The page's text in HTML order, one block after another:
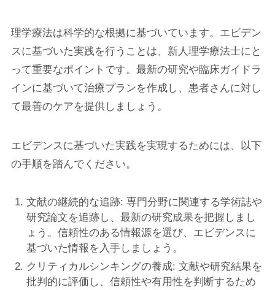
理学療法は科学的な根拠に基づいています。エビデン
スに基づいた実践を行うことは、新人理学療法士にと
って重要なポイントです。最新の研究や臨床ガイドラ
インに基づいて治療プランを作成し、患者さんに対し
て最善のケアを提供しましょう。
エビデンスに基づいた実践を実現するためには、以下
の手順を踏んでください。
文献の継続的な追跡: 専門分野に関連する学術誌や
研究論文を追跡し、最新の研究成果を把握しまし
ょう。信頼性のある情報源を選び、エビデンスに
基づいた情報を入手しましょう。
クリティカルシンキングの養成: 文献や研究結果を
批判的に評価し、信頼性や有用性を判断するため